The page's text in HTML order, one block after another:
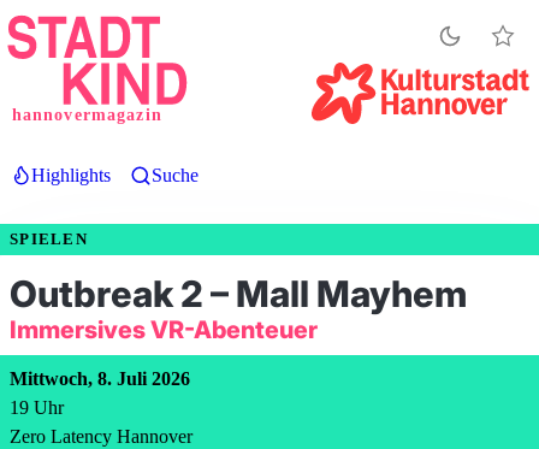
Direkt
zum
hannovermagazin
Highlights Suche
SPIELEN
Outbreak 2 – Mall Mayhem
Immersives VR-Abenteuer
Mittwoch, 8. Juli 2026
19 Uhr
Zero Latency Hannover